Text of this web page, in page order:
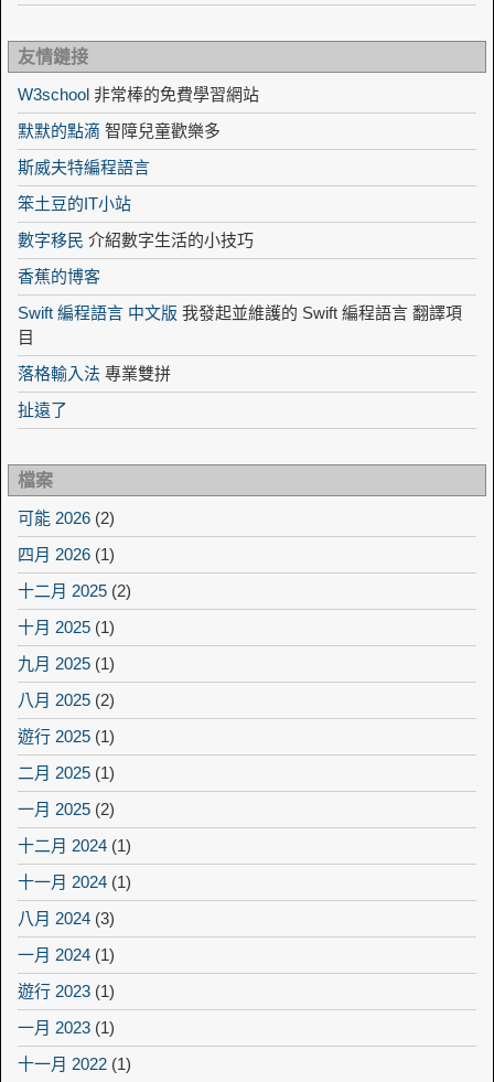
友情鏈接
W3school 非常棒的免費學習網站
默默的點滴 智障兒童歡樂多
斯威夫特編程語言
笨土豆的IT小站
數字移民 介紹數字生活的小技巧
香蕉的博客
Swift 編程語言 中文版 我發起並維護的 Swift 編程語言 翻譯項
目
落格輸入法 專業雙拼
扯遠了
檔案
可能 2026 (2)
四月 2026 (1)
十二月 2025 (2)
十月 2025 (1)
九月 2025 (1)
八月 2025 (2)
遊行 2025 (1)
二月 2025 (1)
一月 2025 (2)
十二月 2024 (1)
十一月 2024 (1)
八月 2024 (3)
一月 2024 (1)
遊行 2023 (1)
一月 2023 (1)
十一月 2022 (1)